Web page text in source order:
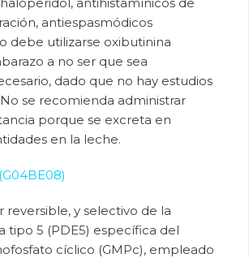
antiespasmódicos
debe utilizarse oxibutinina
a no ser que sea
dado que no hay estudios
se recomienda administrar
porque se excreta en
en la leche.
reversible, y selectivo de la
tipo 5 (PDE5) específica del
cíclico (GMPc), empleado